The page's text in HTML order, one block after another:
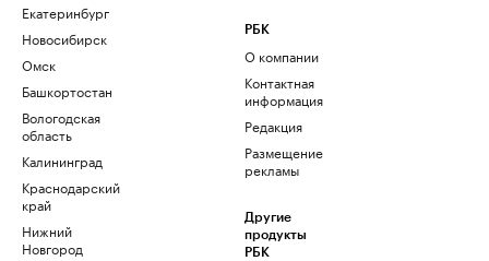
Екатеринбург
Новосибирск
Омск
Башкортостан
Вологодская
область
Калининград
Краснодарский
край
Нижний
Новгород
РБК
О компании
Контактная
информация
Редакция
Размещение
рекламы
Другие
продукты
РБК